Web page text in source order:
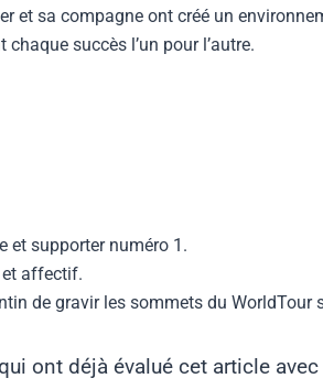
et sa compagne ont créé un
succès l’un pour l’autre.
et supporter numéro 1.
affectif.
de gravir les sommets du WorldTour
ont déjà évalué cet article